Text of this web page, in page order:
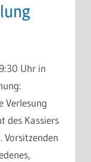
Uhr in
Verlesung
des Kassiers
Vorsitzenden